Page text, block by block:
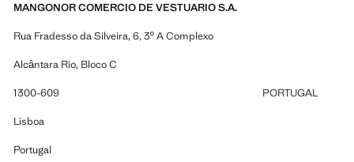
MANGONOR COMERCIO DE VESTUARIO S.A.
Rua Fradesso da Silveira, 6, 3º A Complexo
Alcântara Rio, Bloco C
1300-609
Lisboa
Portugal
PORTUGAL